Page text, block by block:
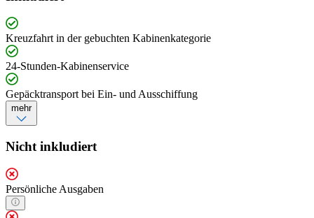
Kreuzfahrt in der gebuchten Kabinenkategorie
24-Stunden-Kabinenservice
Gepäcktransport bei Ein- und Ausschiffung
mehr
Nicht inkludiert
Persönliche Ausgaben